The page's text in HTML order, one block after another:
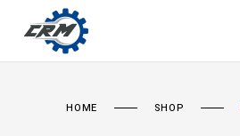
HOME SHOP